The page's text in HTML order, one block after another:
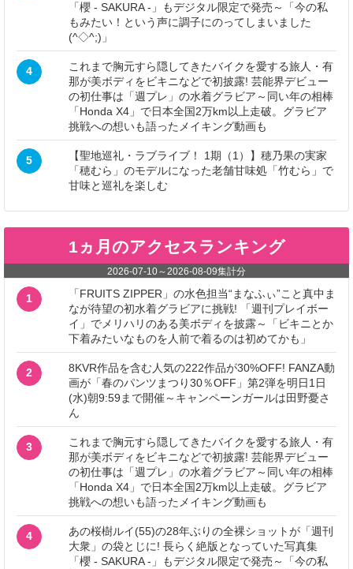
「櫻 - SAKURA -」もデジタル限定で発売～「今の私
もみたい！という声に調子にのってしまいました
(^◇^;)」
4
これまで胸元すら隠してきたバイクを愛する旅人・有
那が美ボディをビキニなどで初披露! 芸能界デビュー
の初仕事は「週プレ」の水着グラビア～同い年の相棒
「Honda X4」で日本全国2万km以上走破。グラビア
挑戦への想いも語ったメイキング動画も
5
【聖地巡礼・ラブライブ！ 1期（1）】穂乃果の実家
「穂むら」のモデルになった老舗甘味処「竹むら」で
甘味と巡礼を楽しむ
1ヵ月のアクセスランキング
2026-07-10～2026-08-09集計分
1
「FRUITS ZIPPER」の水色担当“まなふぃ”こと真中ま
なが待望の初水着グラビアに挑戦! 「週刊プレイボー
イ」でメリハリのある美ボディを披露～「ビキニとか
下着みたいなものを人前で着るのは初めてかも」
2
8KVR作品を含む人気の222作品が30%OFF! FANZA動
画が「春のパンツまつり30％OFF」第2弾を明日1日
(水)朝9:59まで開催～キャンペーンガールは田野憂さ
ん
3
これまで胸元すら隠してきたバイクを愛する旅人・有
那が美ボディをビキニなどで初披露! 芸能界デビュー
の初仕事は「週プレ」の水着グラビア～同い年の相棒
「Honda X4」で日本全国2万km以上走破。グラビア
挑戦への想いも語ったメイキング動画も
4
あの桜樹ルイ(55)の28年ぶりの全裸ショットが「週刊
大衆」の袋とじに! 長らく絶版となっていた写真集
「櫻 - SAKURA -」もデジタル限定で発売～「今の私